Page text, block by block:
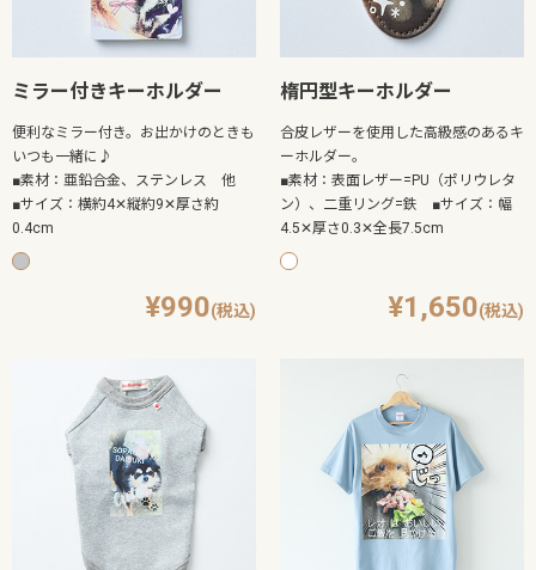
ミラー付きキーホルダー
便利なミラー付き。お出かけのときも
いつも一緒に♪
■素材：亜鉛合金、ステンレス 他
■サイズ：横約4✕縦約9✕厚さ約
0.4cm
990
楕円型キーホルダー
合皮レザーを使用した高級感のあるキ
ーホルダー。
■素材：表面レザー=PU（ポリウレタ
ン）、二重リング=鉄 ■サイズ：幅
4.5✕厚さ0.3✕全長7.5cm
1,650